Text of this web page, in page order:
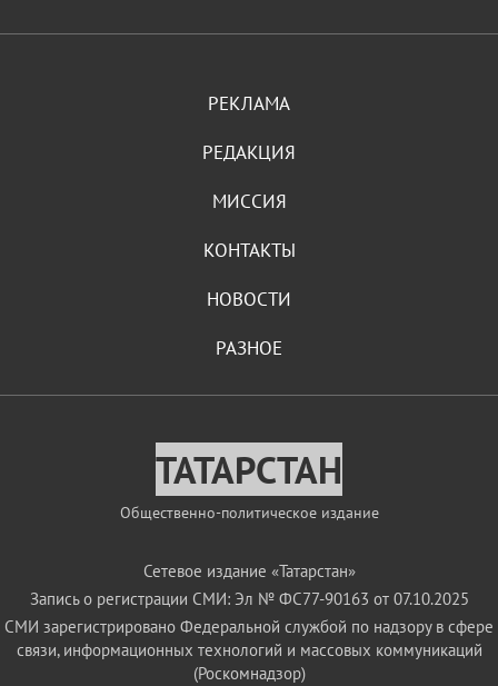
РЕКЛАМА
РЕДАКЦИЯ
МИССИЯ
КОНТАКТЫ
НОВОСТИ
РАЗНОЕ
ТАТАРСТАН
Общественно-политическое издание
Сетевое издание «Татарстан»
Запись о регистрации СМИ: Эл № ФС77-90163 от 07.10.2025
СМИ зарегистрировано Федеральной службой по надзору в сфере
связи, информационных технологий и массовых коммуникаций
(Роскомнадзор)